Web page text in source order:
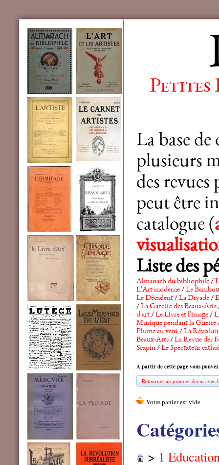
Petites
La base
plusieurs
des revues
peut être
catalogue (
Liste des
Almanach du bibliophile/
L'Art moderne/Le Bambou
Le Décadent/La Dryade/
/La Gazette des Beaux-Arts
d'art/Le Livre et l'image/
Musique pendant la Guerre
Plume au vent/La
Beaux-Arts/La Revue des
Scapin/Le Spectateur
A partir de cette page vous
Retourner au premier écran avec
> 1